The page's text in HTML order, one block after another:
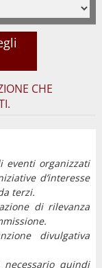
CHE
eventi organizzati
d’interesse
terzi.
di rilevanza
divulgativa
quindi